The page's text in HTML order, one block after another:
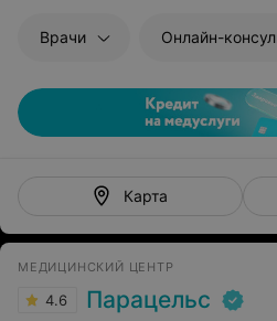
Врачи
Карта
МЕДИЦИНСКИЙ ЦЕНТР
4.6 Парацельс